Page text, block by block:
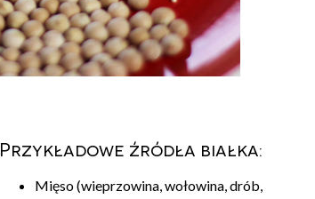
Przykładowe źródła białka:
Mięso (wieprzowina, wołowina, drób,